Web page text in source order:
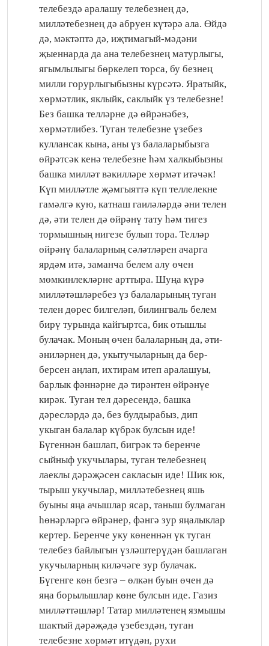
телебездә аралашу телебезнең дә,
милләтебезнең дә абруен күтәрә ала. Өйдә
дә, мәктәптә дә, иҗтимагый-мәдәни
җыеннарда да ана телебезнең матурлыгы,
ягымлылыгы бөркелеп торса, бу безнең
милли горурлыгыбызны күрсәтә. Яратыйк,
хөрмәтлик, яклыйк, саклыйк үз телебезне!
Без башка телләрне дә өйрәнәбез,
хөрмәтлибез. Туган телебезне үзебез
куллансак кына, аны үз балаларыбызга
өйрәтсәк кенә телебезне һәм халкыбызны
башка милләт вәкилләре хөрмәт итәчәк!
Күп милләтле җәмгыяттә күп теллелекне
гамәлгә кую, катнаш гаиләләрдә әни телен
дә, әти телен дә өйрәнү тату һәм тигез
тормышның нигезе булып тора. Телләр
өйрәнү балаларның сәләтләрен ачарга
ярдәм итә, заманча белем алу өчен
мөмкинлекләрне арттыра. Шуңа күрә
милләтәшләребез үз балаларының туган
телен дөрес билгеләп, билингваль белем
бирү турында кайгыртса, бик отышлы
булачак. Моның өчен балаларның да, әти-
әниләрнең дә, укытучыларның да бер-
берсен аңлап, ихтирам итеп аралашуы,
барлык фәннәрне дә тирәнтен өйрәнүе
кирәк. Туган тел дәресендә, башка
дәресләрдә дә, без булдырабыз, дип
укыган балалар күбрәк булсын иде!
Бүгеннән башлап, бигрәк тә беренче
сыйныф укучылары, туган телебезнең
лаеклы дәрәҗәсен сакласын иде! Шик юк,
тырыш укучылар, милләтебезнең яшь
буыны яңа ачышлар ясар, таныш булмаган
һөнәрләргә өйрәнер, фәнгә зур яңалыклар
кертер. Беренче уку көненнән үк туган
телебез байлыгын үзләштерүдән башлаган
укучыларның киләчәге зур булачак.
Бүгенге көн безгә – өлкән буын өчен дә
яңа борылышлар көне булсын иде. Газиз
милләттәшләр! Татар милләтенең язмышы
шактый дәрәҗәдә үзебездән, туган
телебезне хөрмәт итүдән, рухи